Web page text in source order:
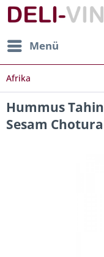
Menü
Afrika
Hummus
Sesam